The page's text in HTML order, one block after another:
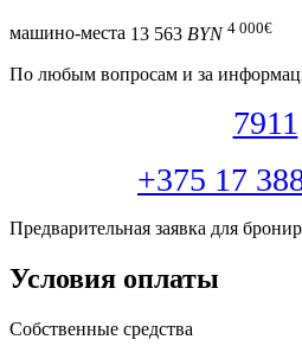
машино-места 13 563 BYN 4 000€
По любым вопросам и за
7911
+375 17
Предварительная заявка для
Условия оплаты
Собственные средства